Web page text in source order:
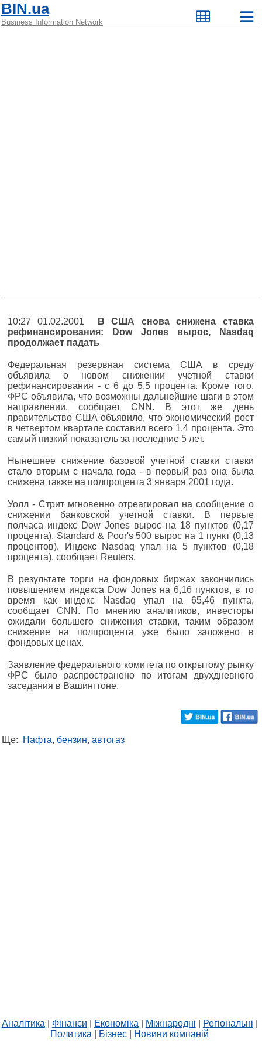
BIN.ua
Business Information Network
10:27 01.02.2001
В США снова снижена ставка
рефинансирования: Dow Jones вырос, Nasdaq
продолжает падать
Федеральная резервная система США в среду
объявила о новом снижении учетной ставки
рефинансирования - c 6 до 5,5 процента. Кроме того,
ФРС объявила, что возможны дальнейшие шаги в этом
направлении, сообщает СNN. В этот же день
правительство США объявило, что экономический рост
в четвертом квартале составил всего 1,4 процента. Это
самый низкий показатель за последние 5 лет.
Нынешнее снижение базовой учетной ставки ставки
стало вторым с начала года - в первый раз она была
снижена также на полпроцента 3 января 2001 года.
Уолл - Стрит мгновенно отреагировал на сообщение о
снижении банковской учетной ставки. В первые
полчаса индекс Dow Jones вырос на 18 пунктов (0,17
процента), Standard & Poor's 500 вырос на 1 пункт (0,13
процентов). Индекс Nasdaq упал на 5 пунктов (0,18
процента), сообщает Reuters.
В результате торги на фондовых биржах закончились
повышением индекса Dow Jones на 6,16 пунктов, в то
время как индекс Nasdaq упал на 65,46 пункта,
сообщает СNN. По мнению аналитиков, инвесторы
ожидали большего снижения ставки, таким образом
снижение на полпроцента уже было заложено в
фондовых ценах.
Заявление федерального комитета по открытому рынку
ФРС было распространено по итогам двухдневного
заседания в Вашингтоне.
Ще: Нафта, бензин, автогаз
Аналітика Фінанси Економіка Міжнародні Регіональні
Политика
Бізнес Новини компаній